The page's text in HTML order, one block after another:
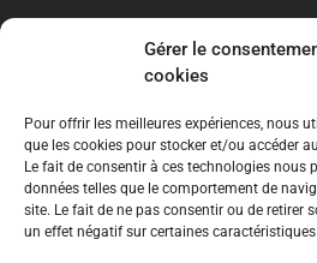
Gérer le
cookies
Pour offrir les meilleures expériences, nous
que les cookies pour stocker et/ou accéder
Le fait de consentir à ces technologies nous
données telles que le comportement de
site. Le fait de ne pas consentir ou de retirer
un effet négatif sur certaines
RECHERCHE
INFORMATIONS